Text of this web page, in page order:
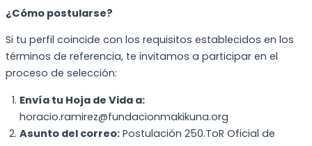
¿Cómo postularse?
Si tu perfil coincide con los requisitos establecidos en los
términos de referencia, te invitamos a participar en el
proceso de selección:
Envía tu Hoja de Vida a:
horacio.ramirez@fundacionmakikuna.org
Asunto del correo: Postulación 250.ToR Oficial de